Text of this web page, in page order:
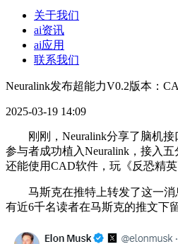
关于我们
ai资讯
ai应用
联系我们
Neuralink发布超能力V0.2版本：
2025-03-19 14:09
刚刚，Neuralink分享了脑机接
参与者成功植入Neuralink，接入
还能使用CAD软件，玩《反恐精英
马斯克在推特上转发了这一消
有近6千名读者在马斯克的推文下